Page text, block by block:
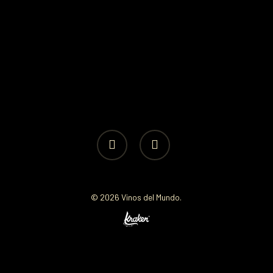
facebook instagram
© 2026 Vinos del Mundo.